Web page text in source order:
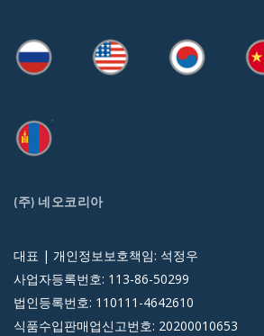
(주) 네오코리아
대표 | 개인정보보호책임: 석정우
사업자등록번호: 113-86-50299
법인등록번호: 110111-4642610
식품수입판매업신고번호: 20200010653